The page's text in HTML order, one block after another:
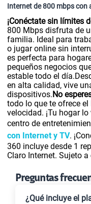
Internet de 800 mbps con
¡Conéctate sin límites
800 Mbps disfruta de
familia. Ideal para
o jugar online sin
es perfecta para
pequeños negocios
estable todo el
en alta calidad, vive
dispositivos.No
todo lo que te ofrece
velocidad. ¡Tu hogar
centro de
con Internet y TV.
360 incluye desde 1
Claro Internet. Sujeto a
Preguntas
¿Qué incluye el